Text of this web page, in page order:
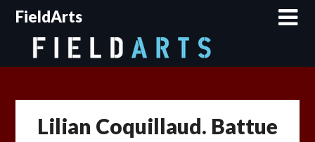
SkipFieldArts
Lilian Coquillaud. Battue